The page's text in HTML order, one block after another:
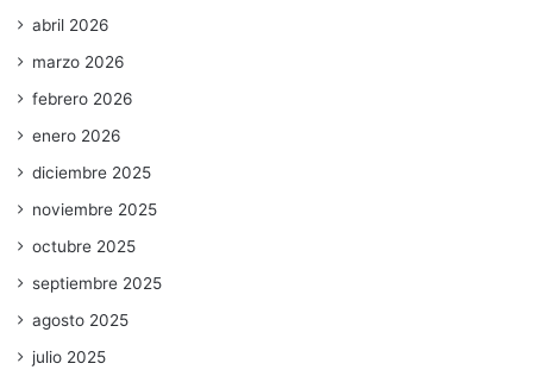
abril 2026
marzo 2026
febrero 2026
enero 2026
diciembre 2025
noviembre 2025
octubre 2025
septiembre 2025
agosto 2025
julio 2025